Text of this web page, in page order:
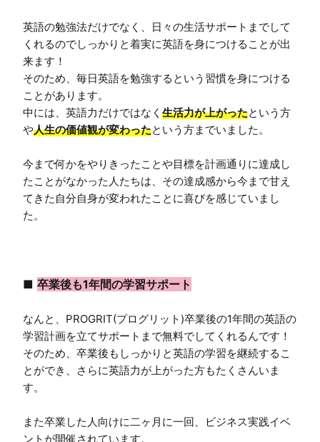
英語の勉強法だけでなく、日々の生活サポートまでして
くれるのでしっかりと着実に英語を身につけることが出
来ます！
そのため、毎日英語を勉強するという習慣を身につける
ことがあります。
中には、英語力だけではなく 生活力が上がったという方
や人生の価値観が変わったという方までいました。
今まで何かをやりきったことや目標を計画通りに達成し
たことがなかった人たちは、その達成感から今まで甘え
てきた自分自身が変われたことに喜びを感じていまし
た。
■ 卒業後も1年間の学習サポート
なんと、PROGRIT(プログリット)卒業後の1年間の英語の
学習計画を立てサポートまで無料でしてくれるんです！
そのため、卒業後もしっかりと英語の学習を継続するこ
とができ、さらに英語力が上がった方もたくさんいま
す。
また卒業した人向けに二ヶ月に一回、ビジネス実践イベ
ントが開催されています。